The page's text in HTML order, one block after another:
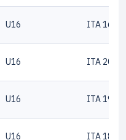
U16 ITA
U16 ITA
U16 ITA
U16 ITA